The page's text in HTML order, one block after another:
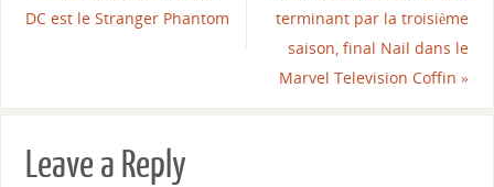
DC est le Stranger Phantom
terminant par la troisième
saison, final Nail dans le
Marvel Television Coffin»
Leave a Reply